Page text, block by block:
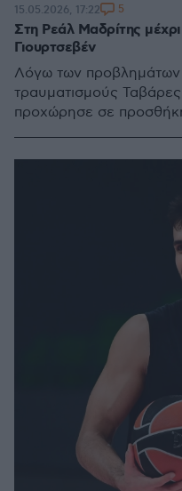
Στη Ρεάλ Μαδρίτης
Γιουρτσεβέν
Λόγω των
τραυματισμούς
προχώρησε σε
15.05.2026, 17:22 5